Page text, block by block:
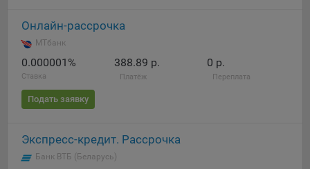
Онлайн-рассрочка
МТбанк
0.000001%
Ставка
388.89 р.
Платёж
0 р.
Переплата
Подать заявку
Экспресс-кредит. Рассрочка
Банк ВТБ (Беларусь)